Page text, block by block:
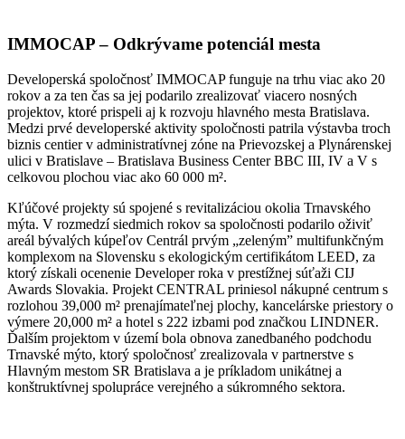
IMMOCAP – Odkrývame potenciál mesta
Developerská spoločnosť IMMOCAP funguje na trhu viac ako 20
rokov a za ten čas sa jej podarilo zrealizovať viacero nosných
projektov, ktoré prispeli aj k rozvoju hlavného mesta Bratislava.
Medzi prvé developerské aktivity spoločnosti patrila výstavba troch
biznis centier v administratívnej zóne na Prievozskej a Plynárenskej
ulici v Bratislave – Bratislava Business Center BBC III, IV a V s
celkovou plochou viac ako 60 000 m².
Kľúčové projekty sú spojené s revitalizáciou okolia Trnavského
mýta. V rozmedzí siedmich rokov sa spoločnosti podarilo oživiť
areál bývalých kúpeľov Centrál prvým „zeleným” multifunkčným
komplexom na Slovensku s ekologickým certifikátom LEED, za
ktorý získali ocenenie Developer roka v prestížnej súťaži CIJ
Awards Slovakia. Projekt CENTRAL priniesol nákupné centrum s
rozlohou 39,000 m² prenajímateľnej plochy, kancelárske priestory o
výmere 20,000 m² a hotel s 222 izbami pod značkou LINDNER.
Ďalším projektom v území bola obnova zanedbaného podchodu
Trnavské mýto, ktorý spoločnosť zrealizovala v partnerstve s
Hlavným mestom SR Bratislava a je príkladom unikátnej a
konštruktívnej spolupráce verejného a súkromného sektora.